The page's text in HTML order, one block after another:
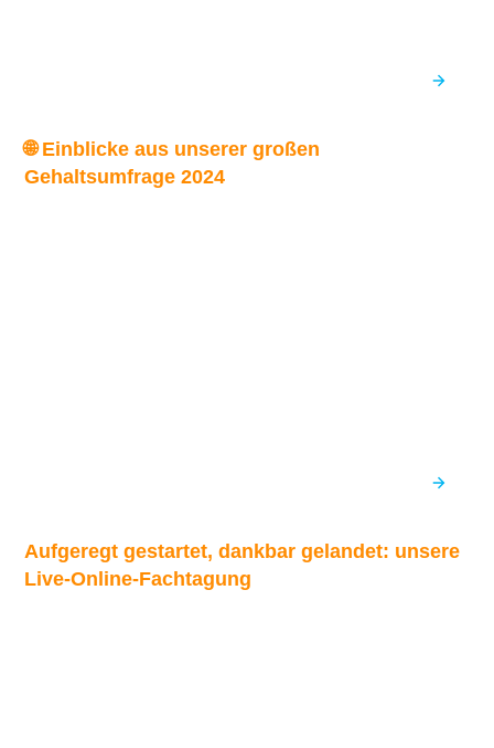
🌐 Einblicke aus unserer großen
Gehaltsumfrage 2024
Aufgeregt gestartet, dankbar gelandet: unsere
Live-Online-Fachtagung